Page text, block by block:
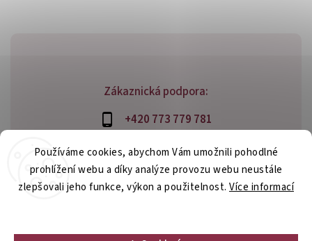
Používáme cookies, abychom Vám umožnili pohodlné
prohlížení webu a díky analýze provozu webu neustále
zlepšovali jeho funkce, výkon a použitelnost. Více informací
Zákaznická podpora:
+420 773 779 781
info@bossfood.cz